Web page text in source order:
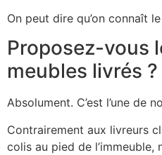
On peut dire qu’on connaît
Proposez-vous
meubles livrés ?
Absolument. C’est l’une de
Contrairement aux livreurs
colis au pied de